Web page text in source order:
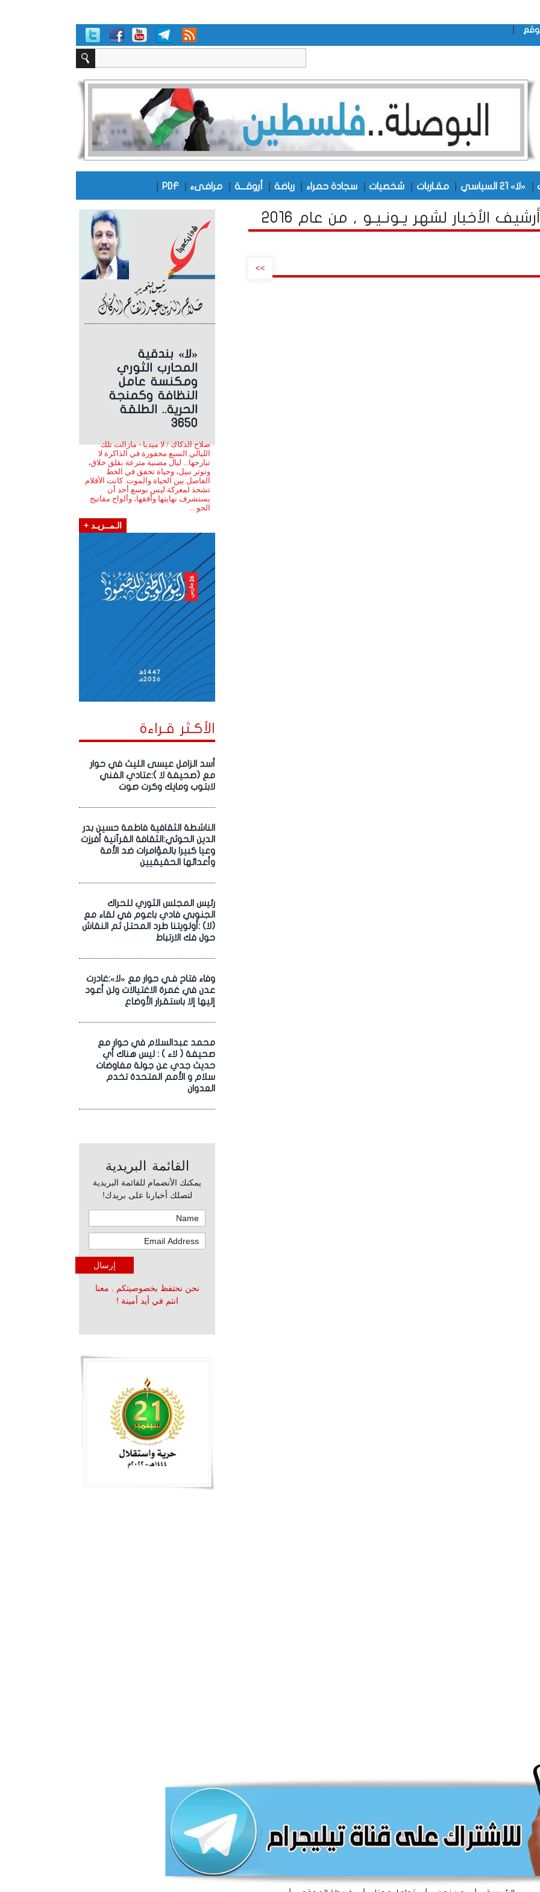
«لا» 21 السياسي مقـاربات شخصيات سجادة حمراء رياضة أروقـــة مرافىء PDF
«لا» بندقية
المحارب الثوري
ومكنسة عامل
النظافة وكمنجة
الحرية.. الطلقة
3650
صلاح الدكاك / لا ميديا - مازالت تلك
الليالي السبع محفورة في الذاكرة لا
تبارحها... ليال مضنية مترعة بقلق خلاق،
وتوتر نبيل، وحياة تخفق في الخط
الفاصل بين الحياة والموت. كانت الأقلام
تشحذ لمعركة ليس بوسع أحد أن
يستشرف نهايتها وأفقها، وألواح مفاتيح
الحو ...
الـمــزيـد +
الأكـثر قـراءة
أسد الزامل عيسى الليث في حوار
مع (صحيفة لا ):عتادي الفني
لابتوب ومايك وكرت صوت
الناشطة الثقافية فاطمة حسين بدر
الدين الحوثي:الثقافة القرآنية أفرزت
وعيا كبيرا بالمؤامرات ضد الأمة
وأعدائها الحقيقيين
رئيس المجلس الثوري للحراك
الجنوبي فادي باعوم في لقاء مع
(لا) :أولويتنا طرد المحتل ثم النقاش
حول فك الارتباط
وفاء فتاح فـي حوار مع «لا»:غادرت
عدن في غمرة الاغتيالات ولن أعود
إليها إلا باستقرار الأوضاع
محمد عبدالسلام في حوار مع
صحيفة ( لاء ) : ليس هناك أي
حديث جدي عن جولة مفاوضات
سلام و الأمم المتحدة تخدم
العدوان
القائمة البريدية
يمكنك الأنضمام للقائمة البريدية
لتصلك أخبارنا على بريدك!
نحن نحتفظ بخصوصيتكم . معنا
انتم في أيد أمينة !
>>